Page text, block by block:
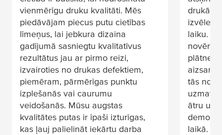
vienmērīgu druku kvalitāti. Mēs
piedāvājam piecus putu cietības
līmeņus, lai jebkura dizaina
gadījumā sasniegtu kvalitatīvus
rezultātus jau ar pirmo reizi,
izvairoties no drukas defektiem,
piemēram, pārmērīgas punktu
izplešanās vai caurumu
veidošanās. Mūsu augstas
kvalitātes putas ir īpaši izturīgas,
kas ļauj palielināt iekārtu darba
izvēle
laiku.
plātnes
tās
ātru un
laikā.